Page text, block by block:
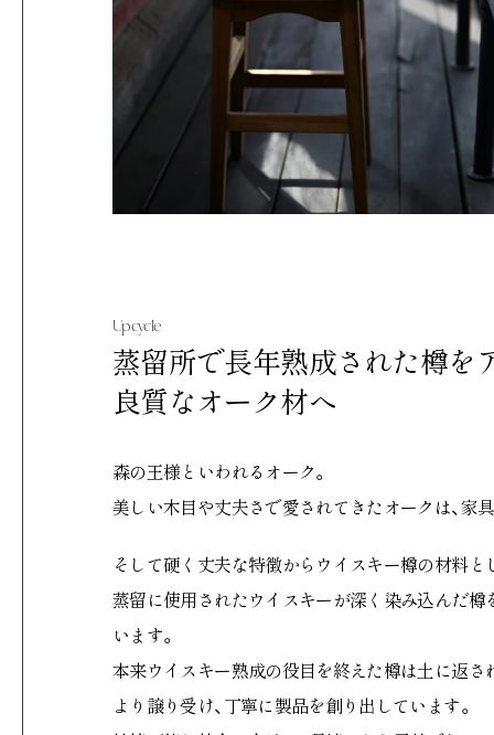
Upcycle
蒸留所で長年熟成された樽を
良質なオーク材へ
森の王様といわれるオーク。
美しい木目や丈夫さで愛されてきたオークは、家
そして硬く丈夫な特徴からウイスキー樽の材料と
蒸留に使用されたウイスキーが深く染み込んだ
います。
本来ウイスキー熟成の役目を終えた樽は土に返さ
より譲り受け、丁寧に製品を創り出しています。